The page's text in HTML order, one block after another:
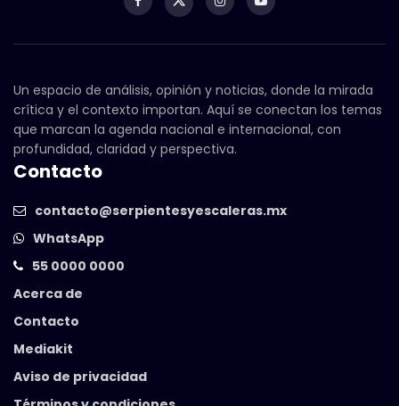
Un espacio de análisis, opinión y noticias, donde la mirada
crítica y el contexto importan. Aquí se conectan los temas
que marcan la agenda nacional e internacional, con
profundidad, claridad y perspectiva.
Contacto
contacto@serpientesyescaleras.mx
WhatsApp
55 0000 0000
Acerca de
Contacto
Mediakit
Aviso de privacidad